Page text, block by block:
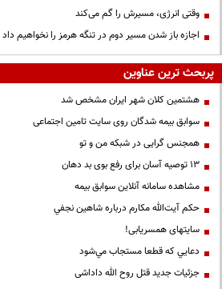
وقتی انرژی، مسیرش را گم می‌کند
اجازه باز شدن مسیر دوم در تنگه هرمز را نخواهیم داد
پربحث ترین عناوین
هشتمین کلان شهر ایران مشخص شد
سوابق بیمه شدگان روی سایت تامین اجتماعی
همجنس گرایی در شبکه من و تو
13 توصیه آسان برای رفع بوی بد دهان
مشاهده سامانه آنلاين سوابق بیمه
حكم آيت‌الله مكارم درباره شاهين نجفي
سایتهای همسریابی!
دعايي كه قطعا مستجاب مي‌شود
جزئیات جدید قتل روح الله داداشی